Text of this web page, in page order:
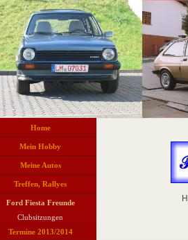
Home
Mein Hobby
Meine Autos
Treffen, Rallyes
Ford Fiesta Freunde
Clubsitzungen
Termine 2013/2014